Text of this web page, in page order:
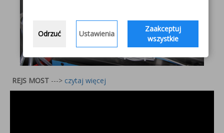
REJS MOST ---> czytaj więcej
Odrzuć Ustawienia
Zaakceptuj
wszystkie